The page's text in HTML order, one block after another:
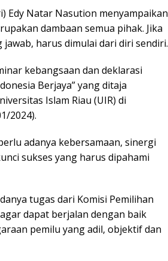
Edy Natar Nasution menyampaikan
dambaan semua pihak. Jika
harus dimulai dari diri sendiri.
kebangsaan dan deklarasi
Berjaya” yang ditaja
Islam Riau (UIR) di
2024).
adanya kebersamaan, sinergi
sukses yang harus dipahami
tugas dari Komisi Pemilihan
dapat berjalan dengan baik
pemilu yang adil, objektif dan